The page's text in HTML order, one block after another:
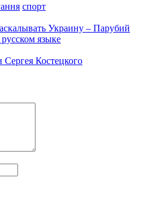
спорт
Украину – Парубий
языке
Костецкого